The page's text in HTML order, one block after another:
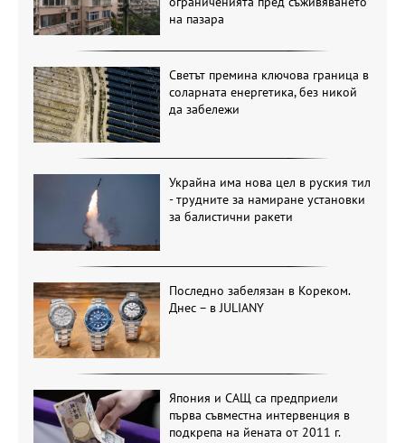
на пазара
Светът премина ключова граница в
соларната енергетика, без никой
да забележи
Украйна има нова цел в руския тил
- трудните за намиране установки
за балистични ракети
Последно забелязан в Кореком.
Днес – в JULIANY
Япония и САЩ са предприели
първа съвместна интервенция в
подкрепа на йената от 2011 г.